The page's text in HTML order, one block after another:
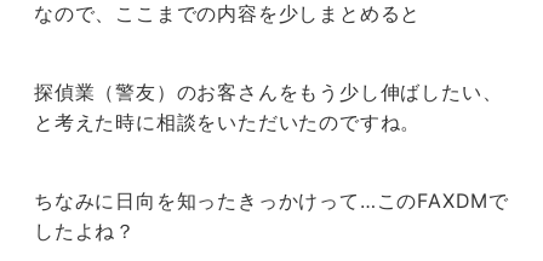
なので、ここまでの内容を少しまとめると
探偵業（警友）のお客さんをもう少し伸ばしたい、
と考えた時に相談をいただいたのですね。
ちなみに日向を知ったきっかけって…このFAXDMで
したよね？